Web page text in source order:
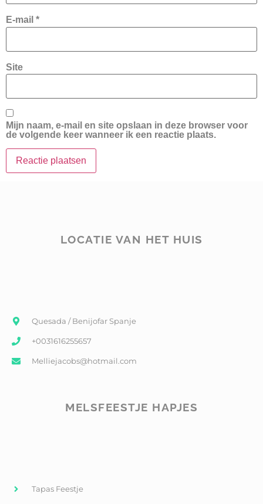
E-mail *
Site
Mijn naam, e-mail en site opslaan in deze browser voor
de volgende keer wanneer ik een reactie plaats.
LOCATIE VAN HET HUIS
Quesada / Benijofar Spanje
+0031616255657
Melliejacobs@hotmail.com
MELSFEESTJE HAPJES
Tapas Feestje